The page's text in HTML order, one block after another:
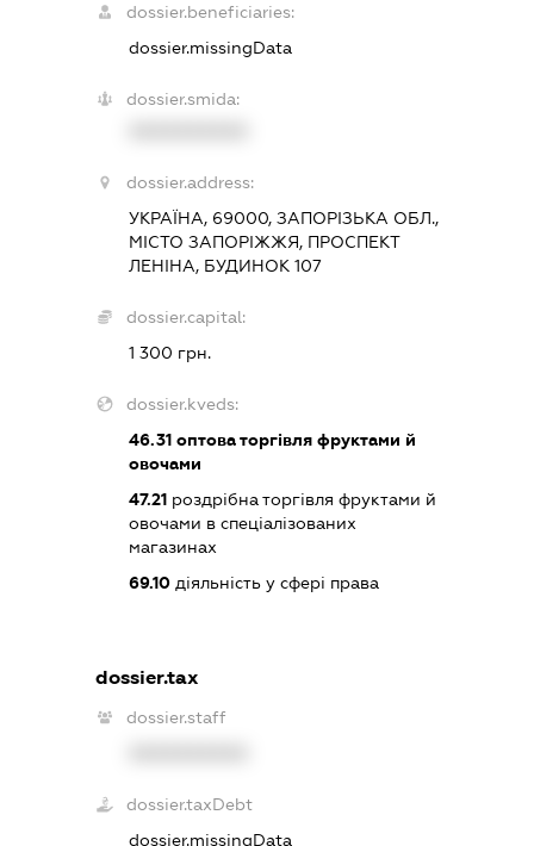
dossier.beneficiaries:
dossier.missingData
dossier.smida:
dossier.address:
УКРАЇНА, 69000, ЗАПОРІЗЬКА ОБЛ.,
МІСТО ЗАПОРІЖЖЯ, ПРОСПЕКТ
ЛЕНІНА, БУДИНОК 107
dossier.capital:
1 300 грн.
dossier.kveds:
46.31оптова торгівля фруктами й
овочами
47.21роздрібна торгівля фруктами й
овочами в спеціалізованих
магазинах
69.10діяльність у сфері права
dossier.tax
dossier.staff
dossier.taxDebt
dossier.missingData